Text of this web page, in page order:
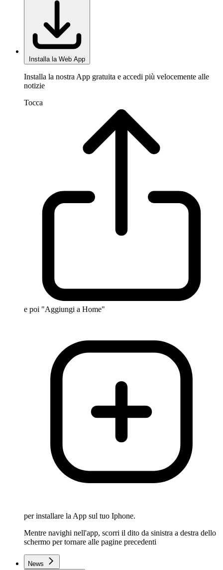
Installa la Web App
Installa la nostra App gratuita e accedi più velocemente alle
notizie
Tocca
e poi "Aggiungi a Home"
per installare la App sul tuo Iphone.
Mentre navighi nell'app, scorri il dito da sinistra a destra dello
schermo per tornare alle pagine precedenti
News